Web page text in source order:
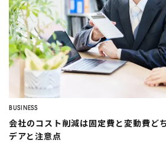
BUSINESS
会社のコスト削減は固定費と変動費ど
デアと注意点